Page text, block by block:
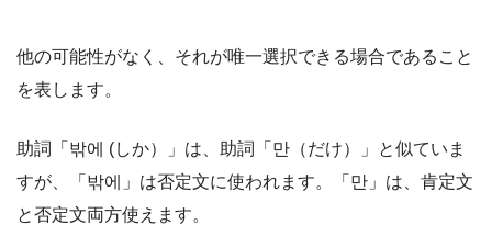
他の可能性がなく、それが唯一選択できる場合であること
を表します。
助詞「밖에 (しか）」は、助詞「만（だけ）」と似ていま
すが、「밖에」は否定文に使われます。「만」は、肯定文
と否定文両方使えます。